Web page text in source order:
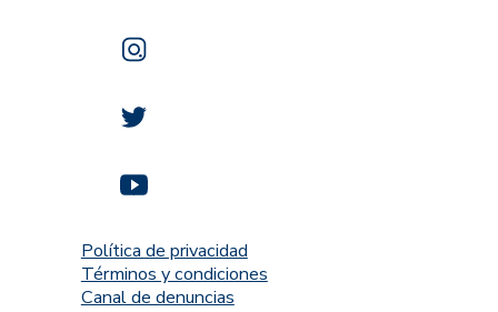
Política de privacidad
Términos y condiciones
Canal de denuncias